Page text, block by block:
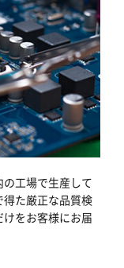
工場で生産して
た厳正な品質検
をお客様にお届